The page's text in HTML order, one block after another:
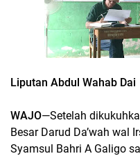
Liputan Abdul Wahab Dai
WAJO—Setelah
Besar Darud Da’wah wal
Syamsul Bahri A Galigo